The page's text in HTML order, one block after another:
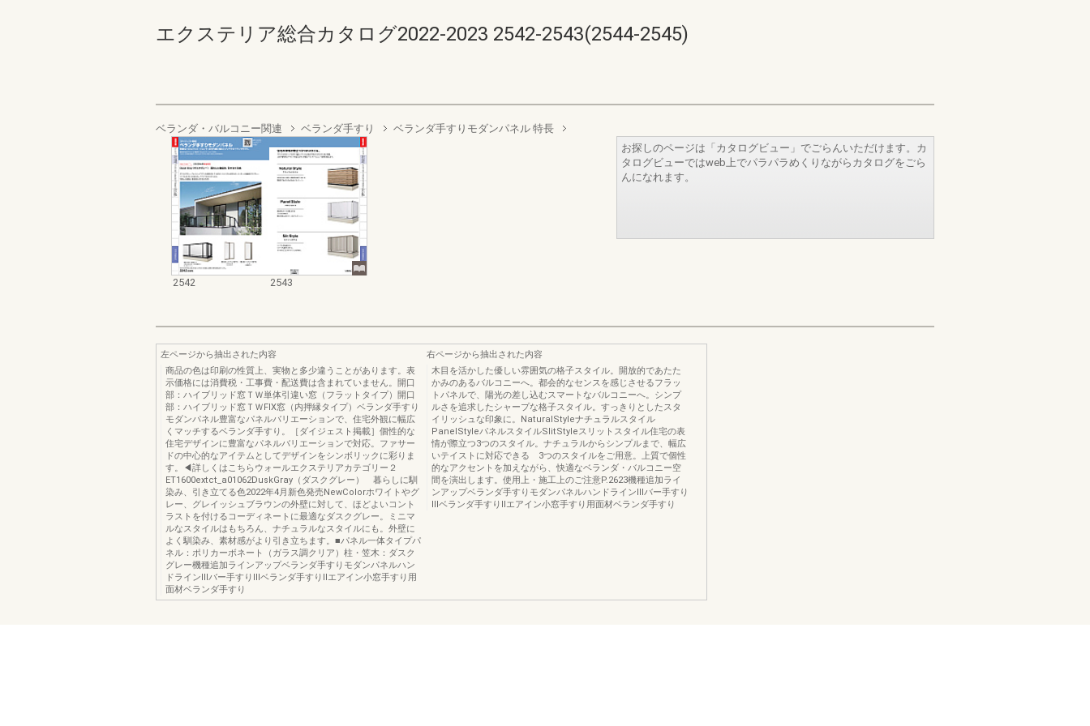
エクステリア総合カタログ2022-2023 2542-2543(2544-2545)
ベランダ・バルコニー関連 ベランダ手すり ベランダ手すりモダンパネル 特長
2542 2543
お探しのページは「カタログビュー」でごらんいただけます。カ
タログビューではweb上でパラパラめくりながらカタログをごら
んになれます。
左ページから抽出された内容
商品の色は印刷の性質上、実物と多少違うことがあります。表
示価格には消費税・工事費・配送費は含まれていません。開口
部：ハイブリッド窓ＴＷ単体引違い窓（フラットタイプ）開口
部：ハイブリッド窓ＴＷFIX窓（内押縁タイプ）ベランダ手すり
モダンパネル豊富なパネルバリエーションで、住宅外観に幅広
くマッチするベランダ手すり。［ダイジェスト掲載］個性的な
住宅デザインに豊富なパネルバリエーションで対応。ファサー
ドの中心的なアイテムとしてデザインをシンボリックに彩りま
す。◀詳しくはこちらウォールエクステリアカテゴリー２
ET1600extct_a01062DuskGray（ダスクグレー） 暮らしに馴
染み、引き立てる色2022年4月新色発売NewColorホワイトやグ
レー、グレイッシュブラウンの外壁に対して、ほどよいコント
ラストを付けるコーディネートに最適なダスクグレー。ミニマ
ルなスタイルはもちろん、ナチュラルなスタイルにも。外壁に
よく馴染み、素材感がより引き立ちます。■パネル一体タイプパ
ネル：ポリカーボネート（ガラス調クリア）柱・笠木：ダスク
グレー機種追加ラインアップベランダ手すりモダンパネルハン
ドラインⅢバー手すりⅢベランダ手すりⅡエアイン小窓手すり用
面材ベランダ手すり
右ページから抽出された内容
木目を活かした優しい雰囲気の格子スタイル。開放的であたた
かみのあるバルコニーへ。都会的なセンスを感じさせるフラッ
トパネルで、陽光の差し込むスマートなバルコニーへ。シンプ
ルさを追求したシャープな格子スタイル。すっきりとしたスタ
イリッシュな印象に。NaturalStyleナチュラルスタイル
PanelStyleパネルスタイルSlitStyleスリットスタイル住宅の表
情が際立つ3つのスタイル。ナチュラルからシンプルまで、幅広
いテイストに対応できる 3つのスタイルをご用意。上質で個性
的なアクセントを加えながら、快適なベランダ・バルコニー空
間を演出します。使用上・施工上のご注意P.2623機種追加ライ
ンアップベランダ手すりモダンパネルハンドラインⅢバー手すり
Ⅲベランダ手すりⅡエアイン小窓手すり用面材ベランダ手すり